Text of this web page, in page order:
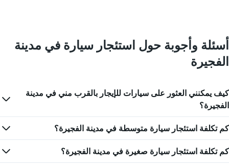
أسئلة وأجوبة حول استئجار سيارة في مدينة
الفجيرة
كيف يمكنني العثور على سيارات للإيجار بالقرب مني في مدينة
الفجيرة؟
كم تكلفة استئجار سيارة متوسطة في مدينة الفجيرة؟
كم تكلفة استئجار سيارة صغيرة في مدينة الفجيرة؟